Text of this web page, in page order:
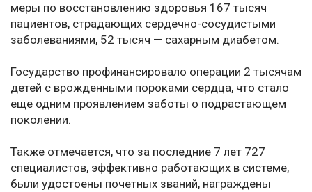
меры по восстановлению здоровья 167 тысяч
пациентов, страдающих сердечно-сосудистыми
заболеваниями, 52 тысяч — сахарным диабетом.
Государство профинансировало операции 2 тысячам
детей с врожденными пороками сердца, что стало
еще одним проявлением заботы о подрастающем
поколении.
Также отмечается, что за последние 7 лет 727
специалистов, эффективно работающих в системе,
были удостоены почетных званий, награждены